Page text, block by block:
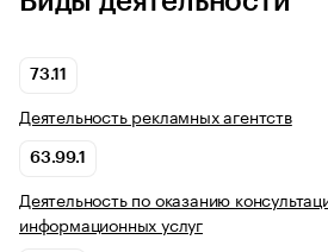
73.11
Деятельность рекламных агентств
63.99.1
Деятельность по оказанию
информационных услуг